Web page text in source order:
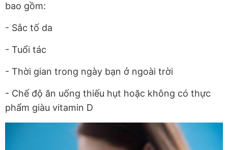
bao gồm:
- Sắc tố da
- Tuổi tác
- Thời gian trong ngày bạn ở ngoài trời
- Chế độ ăn uống thiếu hụt hoặc không có thực
phẩm giàu vitamin D